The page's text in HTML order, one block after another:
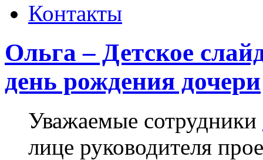
Контакты
Ольга – Детское
день рождения дочери
Уважаемые сотрудники
лице руководителя